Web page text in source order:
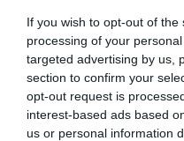
If you wish to opt-out of
processing of your
targeted advertising by us,
section to confirm your
opt-out request is
interest-based ads based
us or personal information